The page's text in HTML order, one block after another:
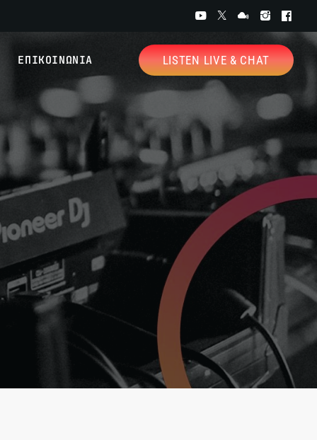
ΕΠΙΚΟΙΝΩΝΙΑ LISTEN LIVE & CHAT